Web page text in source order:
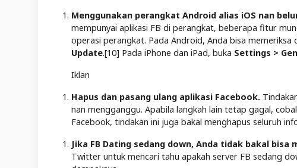
Menggunakan perangkat Android alias iOS nan
mempunyai aplikasi FB di perangkat, beberapa fitur
operasi perangkat. Pada Android, Anda bisa memeriksa
Update.[10] Pada iPhone dan iPad, buka Settings >
Iklan
Hapus dan pasang ulang aplikasi Facebook.
nan mengganggu. Apabila langkah lain tetap gagal,
Facebook, tindakan ini juga bakal menghapus seluruh
Jika FB Dating sedang down, Anda tidak bakal bisa
Twitter untuk mencari tahu apakah server FB sedang